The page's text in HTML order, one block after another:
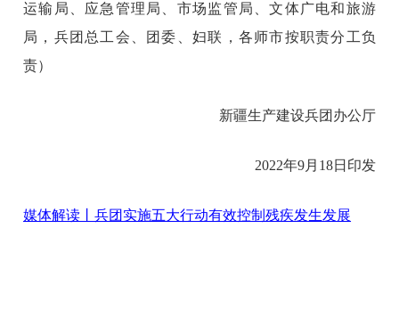
运输局、应急管理局、市场监管局、文体广电和旅游
局，兵团总工会、团委、妇联，各师市按职责分工负
责）
新疆生产建设兵团办公厅
2022年9月18日印发
媒体解读丨兵团实施五大行动有效控制残疾发生发展